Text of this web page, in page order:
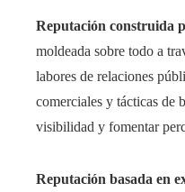
Reputación construida
moldeada sobre todo a
labores de relaciones
comerciales y tácticas de
visibilidad y fomentar
Reputación basada en